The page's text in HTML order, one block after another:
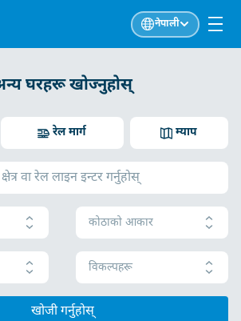
नेपाली
घरहरू खोज्नुहोस्
म्याप
रेल मार्ग
कोठाको आकार
विकल्पहरू
खोजी गर्नुहोस्